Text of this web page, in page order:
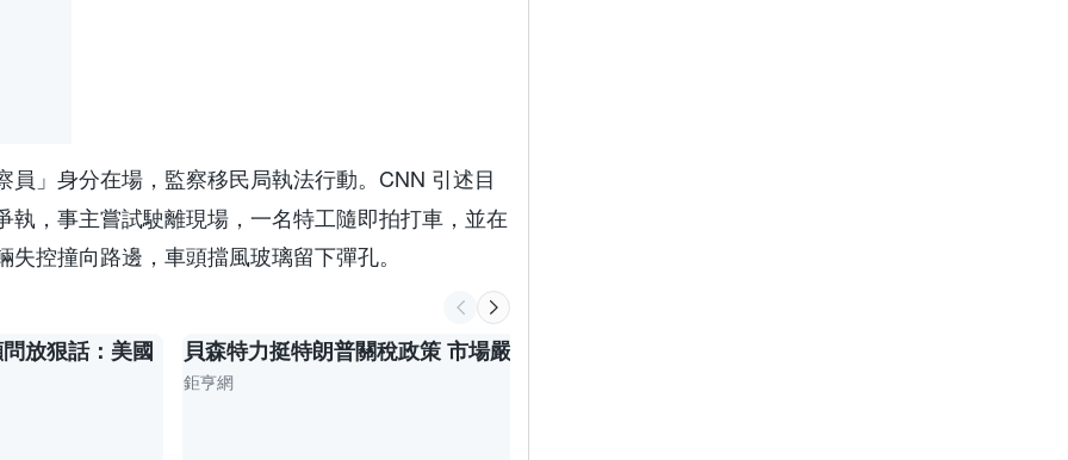
員」身分在場，監察移民局執法行動。CNN 引述目
執，事主嘗試駛離現場，一名特工隨即拍打車，並在
控撞向路邊，車頭擋風玻璃留下彈孔。
放狠話：美國 貝森特力挺特朗普關稅政策 市場嚴陣以待
鉅亨網